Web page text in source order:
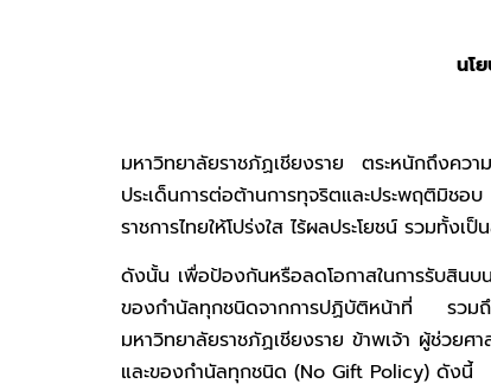
นโ
มหาวิทยาลัยราชภัฏเชียงราย ตระหนักถึงคว
ประเด็นการต่อต้านการทุจริตและประพฤติมิช
ราชการไทยให้โปร่งใส ไร้ผลประโยชน์ รวมทั้ง
ดังนั้น เพื่อป้องกันหรือลดโอกาสในการรับสินบ
ของกำนัลทุกชนิดจากการปฏิบัติหน้าที่ รวมถึง
มหาวิทยาลัยราชภัฏเชียงราย ข้าพเจ้า ผู้ช่วยศ
และของกำนัลทุกชนิด (No Gift Policy) ดังนี้